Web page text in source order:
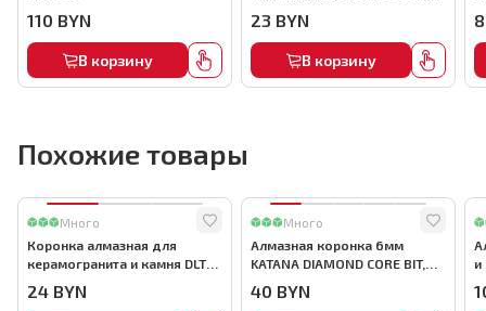
110 BYN
В корзину
арт.5373
23 BYN
В корзину
Похожие товары
Много
Коронка алмазная для
керамогранита и камня DLT
24 BYN
Много
Алмазная коронка 6мм
KATANA DIAMOND CORE BIT,
40 BYN
и